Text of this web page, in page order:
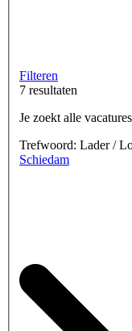
Filteren
7 resultaten
Je zoekt alle
Trefwoord: Lader /
Schiedam